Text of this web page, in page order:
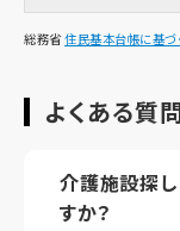
総務省住民基本台帳に基づ
よくある質
介護施設探
すか？